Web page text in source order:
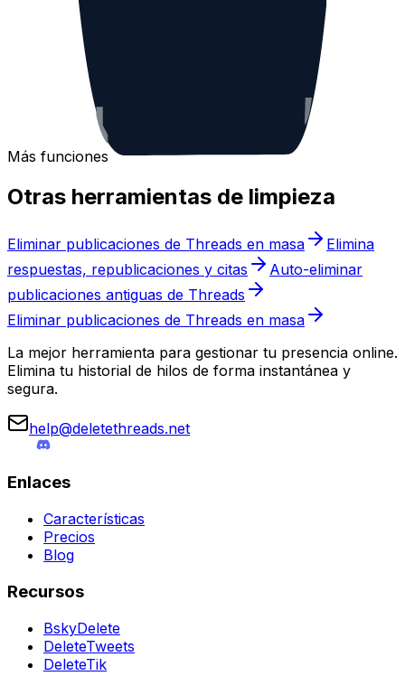
Más funciones
Otras herramientas de limpieza
Eliminar publicaciones de Threads en masa
Elimina
respuestas, republicaciones y citas
Auto-eliminar
publicaciones antiguas de Threads
Eliminar publicaciones de Threads en masa
La mejor herramienta para gestionar tu presencia online.
Elimina tu historial de hilos de forma instantánea y
segura.
help@deletethreads.net
Enlaces
Características
Precios
Blog
Recursos
BskyDelete
DeleteTweets
DeleteTik